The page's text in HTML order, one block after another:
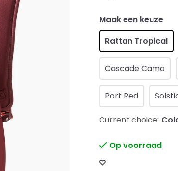
Maak een keuze
Rattan Tropical
Cascade Camo
Port Red
Current choice:
Op voorraad